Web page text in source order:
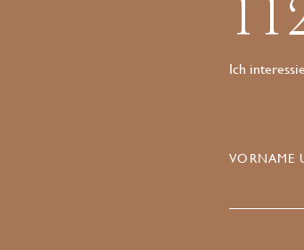
Ich
VORNAME